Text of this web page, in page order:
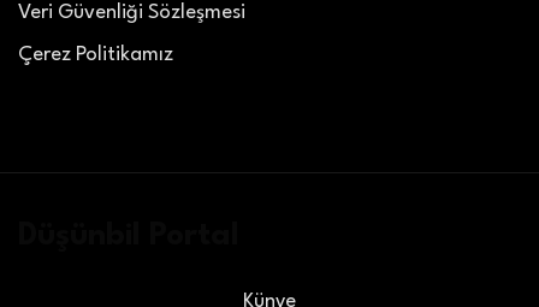
Veri Güvenliği Sözleşmesi
Çerez Politikamız
Künye